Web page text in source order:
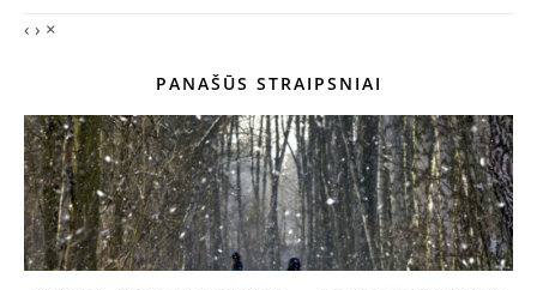
‹ › ×
PANAŠŪS STRAIPSNIAI